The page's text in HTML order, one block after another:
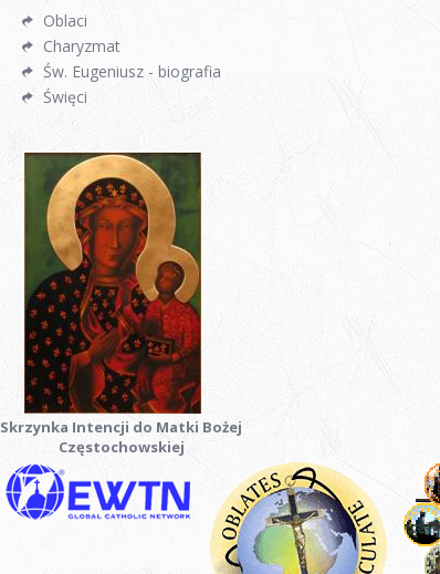
Oblaci
Charyzmat
Św. Eugeniusz - biografia
Święci
Skrzynka Intencji do Matki Bożej
Częstochowskiej